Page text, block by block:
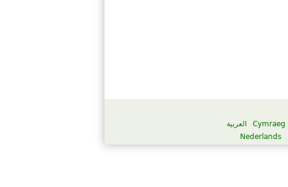
العربية Cymraeg
Nederlands